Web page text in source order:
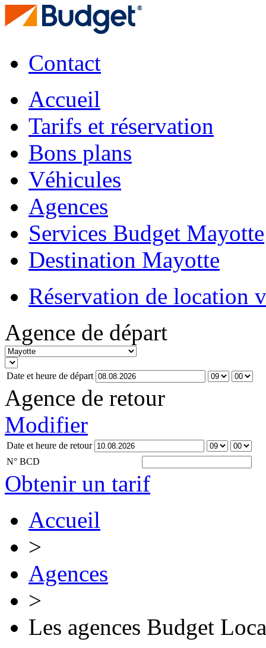
Contact
Accueil
Tarifs et réservation
Bons plans
Véhicules
Agences
Services Budget Mayotte
Destination Mayotte
Réservation de location
Agence de départ
Date et heure de départ
Agence de retour
Modifier
Date et heure de retour
N° BCD
Obtenir un tarif
Accueil
>
Agences
>
Les agences Budget